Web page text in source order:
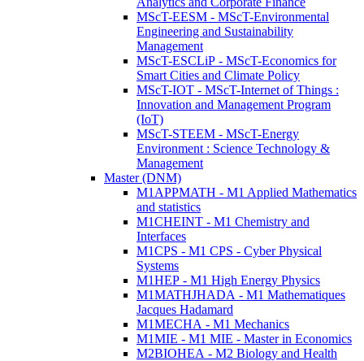
MScT-EESM - MScT-Environmental
Engineering and Sustainability
Management
MScT-ESCLiP - MScT-Economics for
Smart Cities and Climate Policy
MScT-IOT - MScT-Internet of Things :
Innovation and Management Program
(IoT)
MScT-STEEM - MScT-Energy
Environment : Science Technology &
Management
Master (DNM)
M1APPMATH - M1 Applied Mathematics
and statistics
M1CHEINT - M1 Chemistry and
Interfaces
M1CPS - M1 CPS - Cyber Physical
Systems
M1HEP - M1 High Energy Physics
M1MATHJHADA - M1 Mathematiques
Jacques Hadamard
M1MECHA - M1 Mechanics
M1MIE - M1 MIE - Master in Economics
M2BIOHEA - M2 Biology and Health